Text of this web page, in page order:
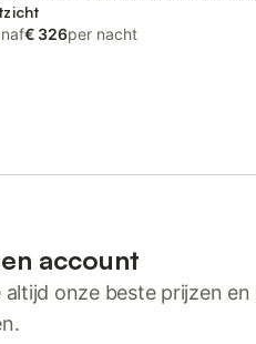
€ 326per nacht
account
onze beste prijzen en